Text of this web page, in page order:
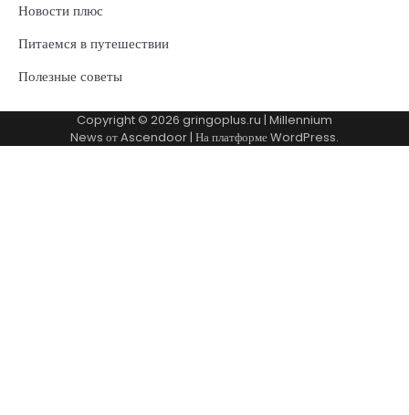
Новости плюс
Питаемся в путешествии
Полезные советы
Copyright © 2026 gringoplus.ru | Millennium
News отAscendoor | На платформеWordPress.